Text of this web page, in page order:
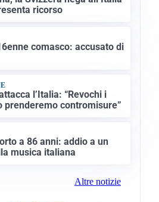
ricorso
comasco: accusato di
l’Italia: “Revochi i
contromisure”
a 86 anni: addio a un
musica italiana
Altre notizie